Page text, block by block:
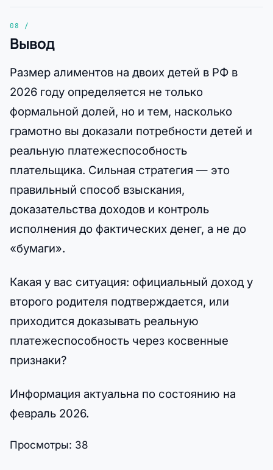
Вывод
Размер алиментов на двоих детей в РФ в
2026 году определяется не только
формальной долей, но и тем, насколько
грамотно вы доказали потребности детей и
реальную платежеспособность
плательщика. Сильная стратегия — это
правильный способ взыскания,
доказательства доходов и контроль
исполнения до фактических денег, а не до
«бумаги».
Какая у вас ситуация: официальный доход у
второго родителя подтверждается, или
приходится доказывать реальную
платежеспособность через косвенные
признаки?
Информация актуальна по состоянию на
февраль 2026.
Просмотры: 38